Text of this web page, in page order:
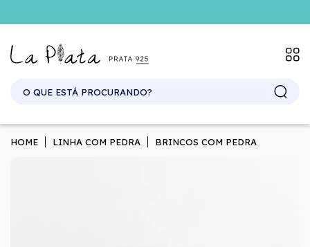
HOME LINHA COM PEDRA BRINCOS COM PEDRA